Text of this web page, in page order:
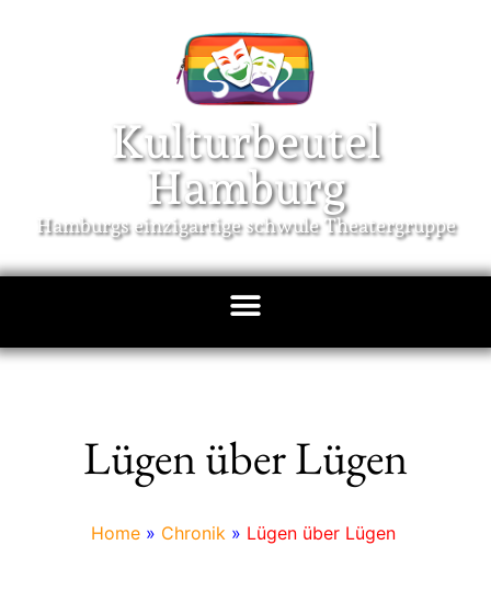
Kulturbeutel
Hamburg
Hamburgs einzigartige schwule Theatergruppe
Lügen über Lügen
Home » Chronik » Lügen über Lügen